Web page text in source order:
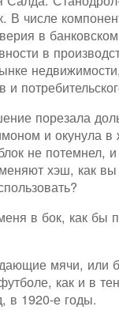
В числе
в
в
и
порезала
и окунула в
не потемнел,
хэш, как
в бок, как бы
мячи, или
как и в
в 1920-е годы.